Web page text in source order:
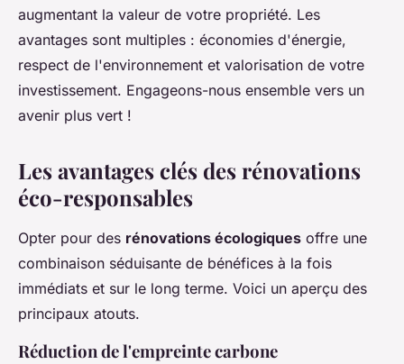
augmentant la valeur de votre propriété. Les
avantages sont multiples : économies d'énergie,
respect de l'environnement et valorisation de votre
investissement. Engageons-nous ensemble vers un
avenir plus vert !
Les avantages clés des rénovations
éco-responsables
Opter pour des rénovations écologiques offre une
combinaison séduisante de bénéfices à la fois
immédiats et sur le long terme. Voici un aperçu des
principaux atouts.
Réduction de l'empreinte carbone